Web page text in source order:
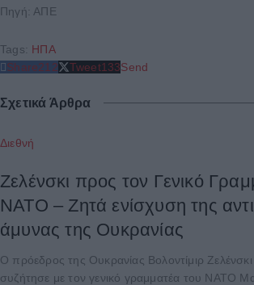
Πηγή: ΑΠΕ
Tags: ΗΠΑ
Share212 Tweet133Send
Σχετικά Άρθρα
Διεθνή
Ζελένσκι προς τον Γενικό
ΝΑΤΟ – Ζητά ενίσχυση της
άμυνας της Ουκρανίας
Ο πρόεδρος της Ουκρανίας Βολοντίμιρ
συζήτησε με τον γενικό γραμματέα του ΝΑΤΟ